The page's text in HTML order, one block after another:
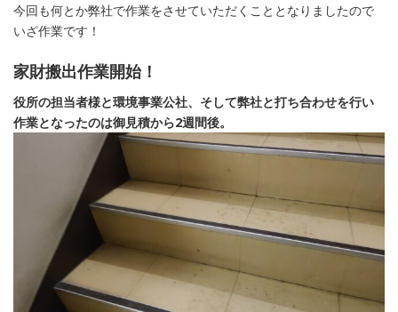
今回も何とか弊社で作業をさせていただくこととなりましたので
いざ作業です！
家財搬出作業開始！
役所の担当者様と環境事業公社、そして弊社と打ち合わせを行い
作業となったのは御見積から2週間後。